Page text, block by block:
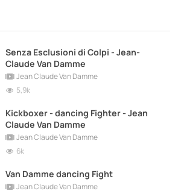
Senza Esclusioni di Colpi - Jean-
Claude Van Damme
Jean Claude Van Damme
5,9k
Kickboxer - dancing Fighter - Jean
Claude Van Damme
Jean Claude Van Damme
6k
Van Damme dancing Fight
Jean Claude Van Damme